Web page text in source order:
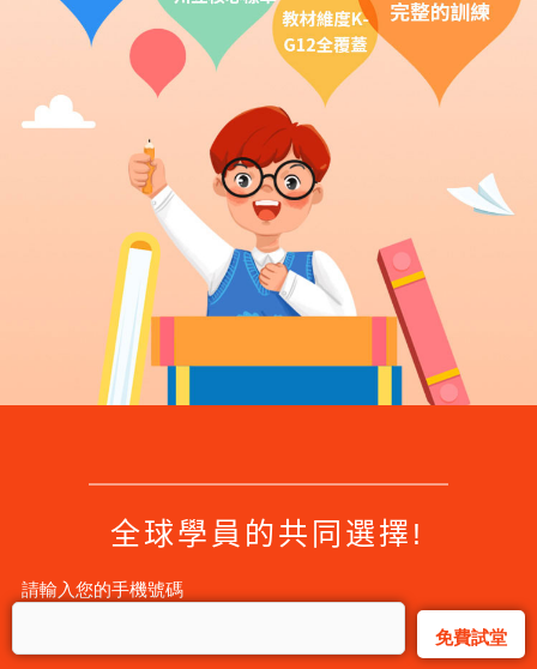
全球學員的共同選擇!
請輸入您的手機號碼
联系我们